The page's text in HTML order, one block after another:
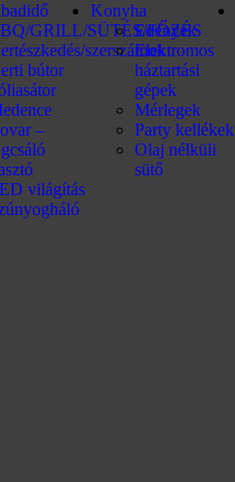
GRILL/SÜTÉS/FŐZÉS
szerszámok
bútor
–
világítás
Konyha
Edények
Elektromos
háztartási
gépek
Mérlegek
Party kellékek
Olaj nélküli
sütő